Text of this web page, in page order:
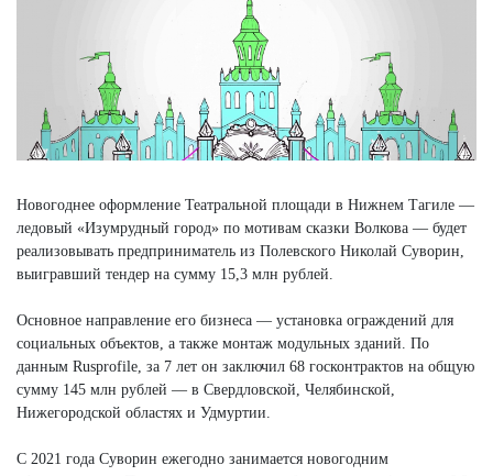
Новогоднее оформление Театральной площади в Нижнем Тагиле —
ледовый «Изумрудный город» по мотивам сказки Волкова — будет
реализовывать предприниматель из Полевского Николай Суворин,
выигравший тендер на сумму 15,3 млн рублей.
Основное направление его бизнеса — установка ограждений для
социальных объектов, а также монтаж модульных зданий. По
данным Rusprofile, за 7 лет он заключил 68 госконтрактов на общую
сумму 145 млн рублей — в Свердловской, Челябинской,
Нижегородской областях и Удмуртии.
С 2021 года Суворин ежегодно занимается новогодним